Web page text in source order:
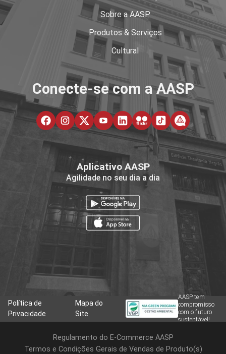
Sobre a AASP
Produtos & Serviços
Cultural
Conecte-se com a AASP
Aplicativo AASP
Agilidade no seu dia a dia
Política de
Privacidade
Mapa do
Site
AASP tem
compromisso
com o futuro
sustentável!
Regulamento do E-Commerce AASP
Termos e Condições Gerais de Vendas de Produto(s)